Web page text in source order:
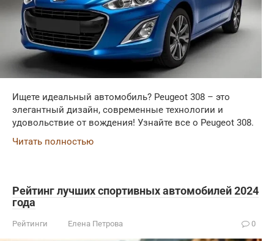
Ищете идеальный автомобиль? Peugeot 308 – это
элегантный дизайн, современные технологии и
удовольствие от вождения! Узнайте все о Peugeot 308.
Читать полностью
Рейтинг лучших спортивных автомобилей 2024
года
Рейтинги Елена Петрова 0